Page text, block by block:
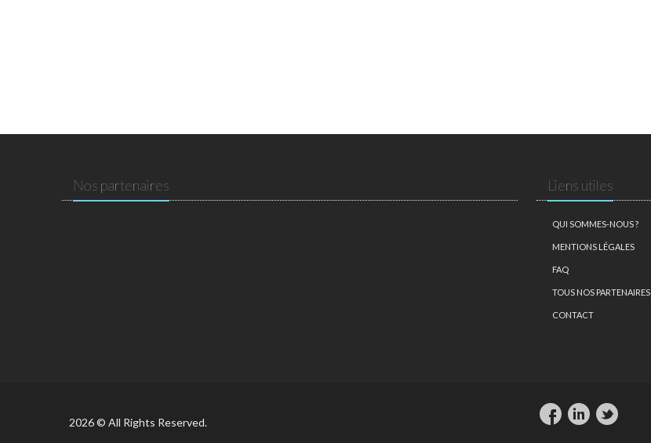
Nos partenaires Liens utiles
QUI SOMMES-NOUS ?
MENTIONS LÉGALES
FAQ
TOUS NOS PARTENAIRES
CONTACT
2026 © All Rights Reserved.